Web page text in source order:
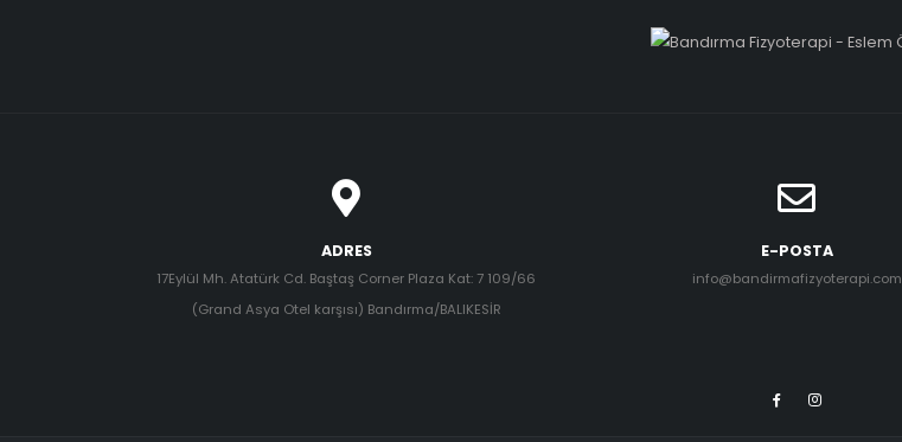
ADRES
17Eylül Mh. Atatürk Cd. Baştaş Corner Plaza Kat: 7 109/66
(Grand Asya Otel karşısı) Bandırma/BALIKESİR
E-POSTA
info@bandirmafizyoterapi.com